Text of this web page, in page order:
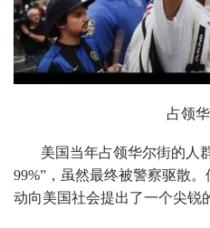
占领
美国当年占领华尔街的人
99%”，虽然最终被警察驱散
动向美国社会提出了一个尖